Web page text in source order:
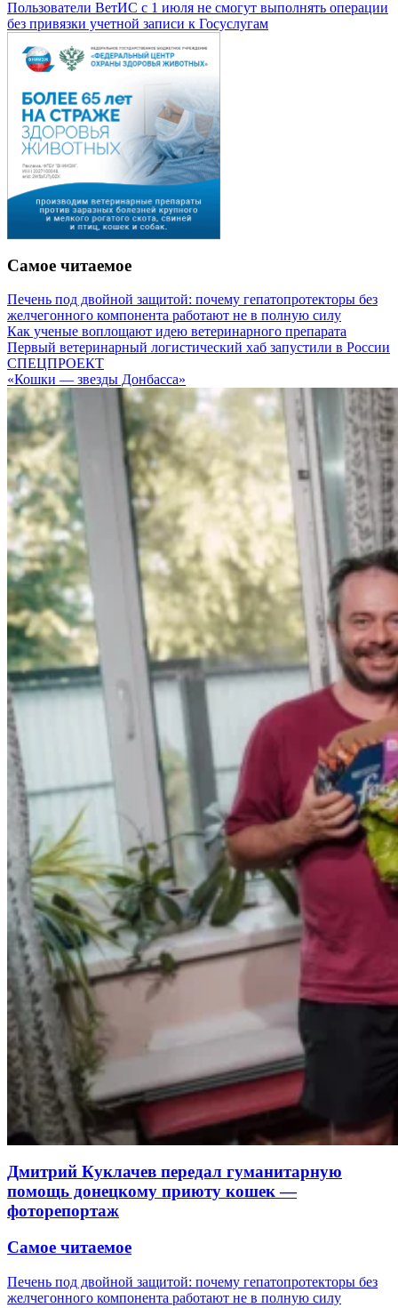
Пользователи ВетИС с 1 июля не смогут выполнять операции
без привязки учетной записи к Госуслугам
Самое читаемое
Печень под двойной защитой: почему гепатопротекторы без
желчегонного компонента работают не в полную силу
Как ученые воплощают идею ветеринарного препарата
Первый ветеринарный логистический хаб запустили в России
СПЕЦПРОЕКТ
«Кошки — звезды Донбасса»
Дмитрий Куклачев передал гуманитарную
помощь донецкому приюту кошек —
фоторепортаж
Самое читаемое
Печень под двойной защитой: почему гепатопротекторы без
желчегонного компонента работают не в полную силу